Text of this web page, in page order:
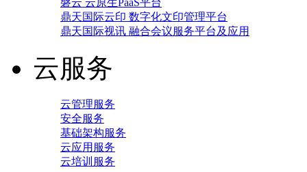
磐云 云原生PaaS平台
鼎天国际云印 数字化文印管理平台
鼎天国际视讯 融合会议服务平台及应用
云服务
云管理服务
安全服务
基础架构服务
云应用服务
云培训服务